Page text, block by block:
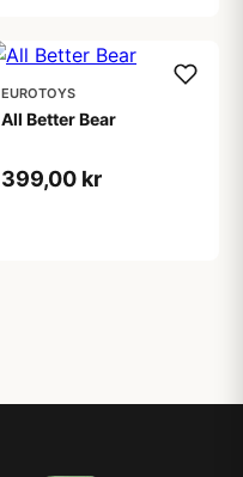
EUROTOYS
All Better Bear
399,00 kr